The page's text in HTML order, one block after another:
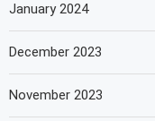
January 2024
December 2023
November 2023